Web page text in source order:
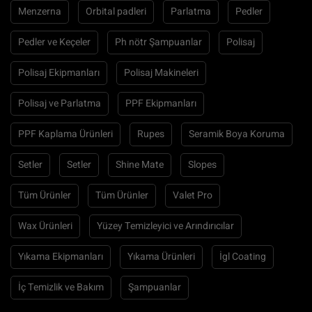
Menzerna Orbital padleri Parlatma Pedler
Pedler ve Keçeler Ph nötr Şampuanlar Polisaj
Polisaj Ekipmanları Polisaj Makineleri
Polisaj ve Parlatma PPF Ekipmanları
PPF Kaplama Ürünleri Rupes Seramik Boya Koruma
Setler Setler Shine Mate Slopes
Tüm Ürünler Tüm Ürünler Valet Pro
Wax Ürünleri Yüzey Temizleyici ve Arındırıcılar
Yıkama Ekipmanları Yıkama Ürünleri İgl Coating
İç Temizlik ve Bakım Şampuanlar